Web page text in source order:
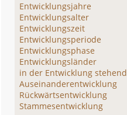
Entwicklungsjahre
Entwicklungsalter
Entwicklungszeit
Entwicklungsperiode
Entwicklungsphase
Entwicklungsländer
in der Entwicklung stehend
Auseinanderentwicklung
Rückwärtsentwicklung
Stammesentwicklung